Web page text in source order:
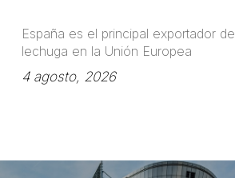
España es el principal exportador de
lechuga en la Unión Europea
4 agosto, 2026